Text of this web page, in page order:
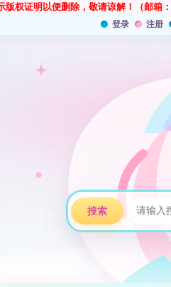
权证明以便删除，敬请谅解！（邮箱：
登录 注册
搜索